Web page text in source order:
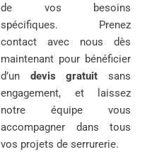
de vos besoins
spécifiques. Prenez
contact avec nous dès
maintenant pour bénéficier
d’un devis gratuit sans
engagement, et laissez
notre équipe vous
accompagner dans tous
vos projets de serrurerie.